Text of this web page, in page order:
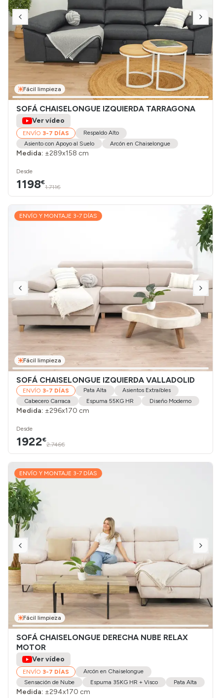
Fácil limpieza
SOFÁ CHAISELONGUE IZQUIERDA TARRAGONA
Ver vídeo
ENVÍO 3-7 DÍAS
Respaldo Alto
Asiento con Apoyo al Suelo
Arcón en Chaiselongue
Medida: ±289x158 cm
Desde
1198€
1.711€
ENVÍO Y MONTAJE 3-7 DÍAS
Fácil limpieza
SOFÁ CHAISELONGUE IZQUIERDA VALLADOLID
ENVÍO 3-7 DÍAS Pata Alta
Asientos Extraíbles
Cabecero Carraca
Espuma 55KG HR Diseño Moderno
Medida: ±296x170 cm
Desde
1922€
2.746€
ENVÍO Y MONTAJE 3-7 DÍAS
Fácil limpieza
SOFÁ CHAISELONGUE DERECHA NUBE RELAX
MOTOR
Ver vídeo
ENVÍO 3-7 DÍAS
Arcón en Chaiselongue
Sensación de Nube
Espuma 35KG HR + Visco Pata Alta
Medida: ±294x170 cm